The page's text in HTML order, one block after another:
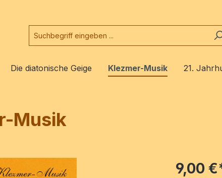
Die diatonische Geige Klezmer-Musik 21.
Musik
9,00